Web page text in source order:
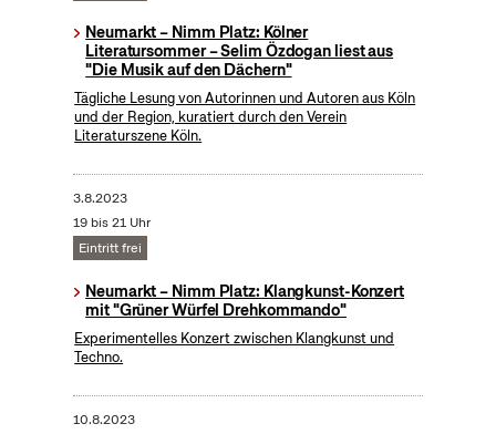
Neumarkt – Nimm Platz: Kölner
Literatursommer – Selim Özdogan liest aus
"Die Musik auf den Dächern"
Tägliche Lesung von Autorinnen und Autoren aus Köln
und der Region, kuratiert durch den Verein
Literaturszene Köln.
3.8.2023
19 bis 21 Uhr
Eintritt frei
Neumarkt – Nimm Platz: Klangkunst-Konzert
mit "Grüner Würfel Drehkommando"
Experimentelles Konzert zwischen Klangkunst und
Techno.
10.8.2023